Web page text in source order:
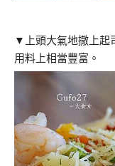
▼上頭大氣地撒上起
用料上相當豐富。